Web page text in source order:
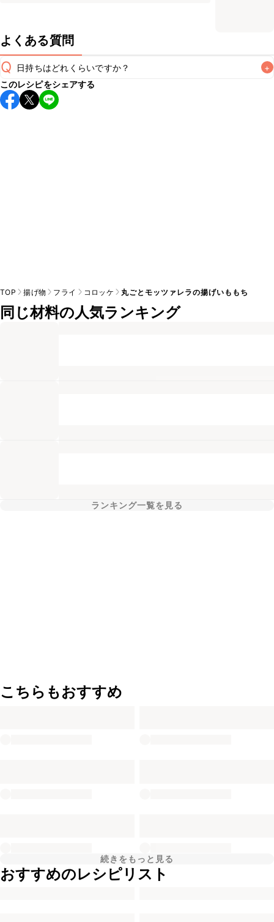
よくある質問
Q 日持ちはどれくらいですか？ +
保存期間は冷蔵で当日中が目安です。なるべくお早めにお召
し上がりください。
このレシピをシェアする
TOP 揚げ物 フライ コロッケ 丸ごとモッツァレラの揚げいももち
同じ材料の人気ランキング
ランキング一覧を見る
こちらもおすすめ
続きをもっと見る
おすすめのレシピリスト